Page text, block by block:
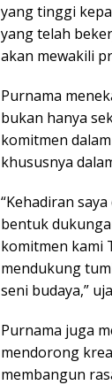
yang tinggi
yang telah
akan mewakili
Purnama
bukan hanya
komitmen
khususnya
“Kehadiran
bentuk
komitmen kami
mendukung
seni budaya,”
Purnama juga
mendorong
membangun